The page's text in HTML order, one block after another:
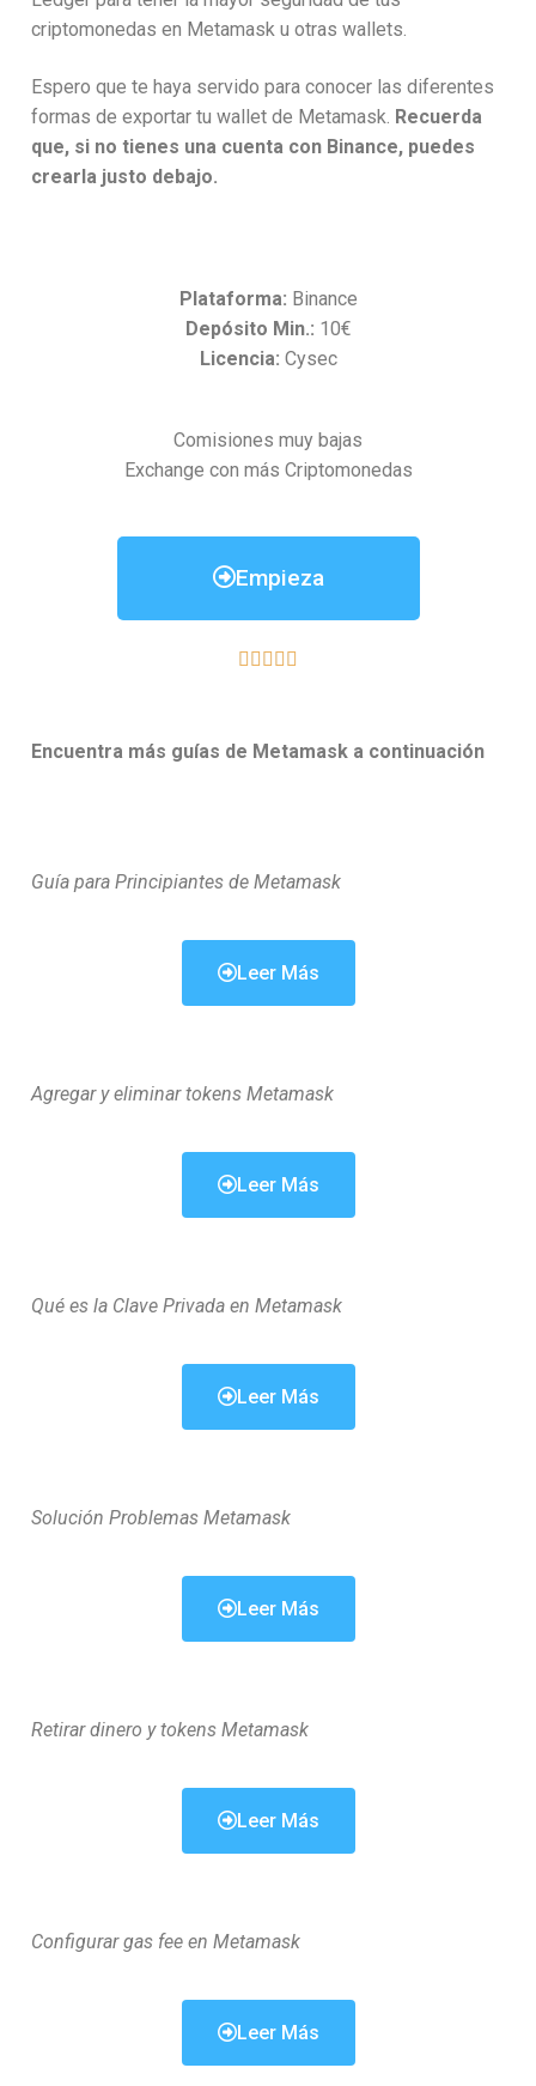
criptomonedas en Metamask u otras wallets.
Espero que te haya servido para conocer las diferentes
formas de exportar tu wallet de Metamask. Recuerda
que, si no tienes una cuenta con Binance, puedes
crearla justo debajo.
Plataforma: Binance
Depósito Min.: 10€
Licencia: Cysec
Comisiones muy bajas
Exchange con más Criptomonedas
Empieza
    
Encuentra más guías de Metamask a continuación
Guía para Principiantes de Metamask
Leer Más
Agregar y eliminar tokens Metamask
Leer Más
Qué es la Clave Privada en Metamask
Leer Más
Solución Problemas Metamask
Leer Más
Retirar dinero y tokens Metamask
Leer Más
Configurar gas fee en Metamask
Leer Más